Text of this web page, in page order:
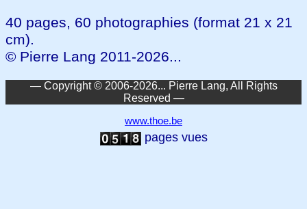
40 pages, 60 photographies (format 21 x 21
cm).
© Pierre Lang 2011-2026...
— Copyright © 2006-2026... Pierre Lang, All Rights
Reserved —
www.thoe.be
pages vues